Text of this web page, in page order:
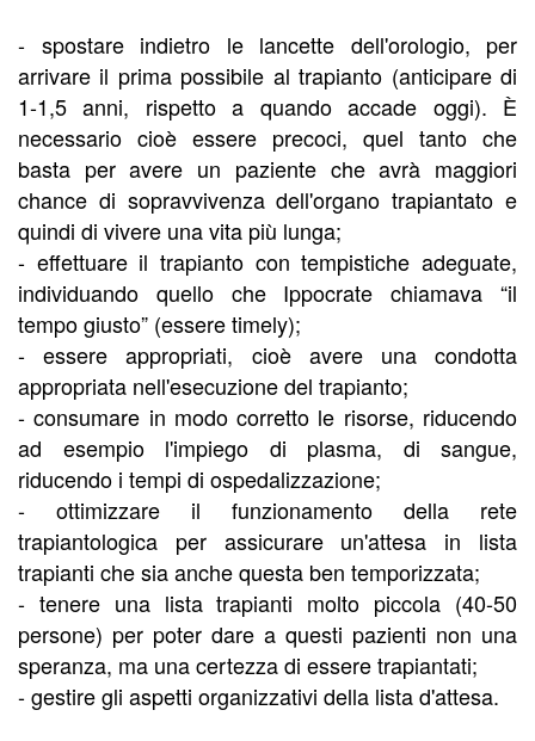
- spostare indietro le lancette dell'orologio, per
arrivare il prima possibile al trapianto (anticipare di
1-1,5 anni, rispetto a quando accade oggi). È
necessario cioè essere precoci, quel tanto che
basta per avere un paziente che avrà maggiori
chance di sopravvivenza dell'organo trapiantato e
quindi di vivere una vita più lunga;
- effettuare il trapianto con tempistiche adeguate,
individuando quello che Ippocrate chiamava “il
tempo giusto” (essere timely);
- essere appropriati, cioè avere una condotta
appropriata nell'esecuzione del trapianto;
- consumare in modo corretto le risorse, riducendo
ad esempio l'impiego di plasma, di sangue,
riducendo i tempi di ospedalizzazione;
- ottimizzare il funzionamento della rete
trapiantologica per assicurare un'attesa in lista
trapianti che sia anche questa ben temporizzata;
- tenere una lista trapianti molto piccola (40-50
persone) per poter dare a questi pazienti non una
speranza, ma una certezza di essere trapiantati;
- gestire gli aspetti organizzativi della lista d'attesa.